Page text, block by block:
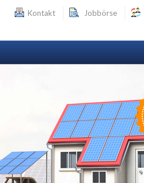
Kontakt Jobbörse